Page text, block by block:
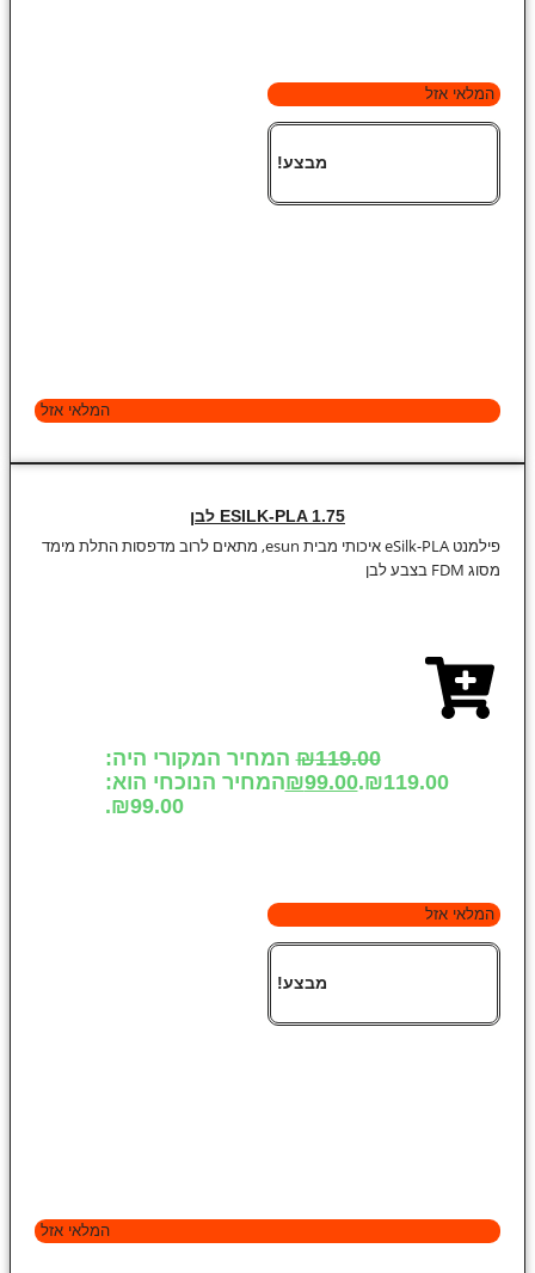
המלאי אזל
מבצע!
המלאי אזל
ESILK-PLA 1.75 לבן
פילמנט eSilk-PLA איכותי מבית esun, מתאים לרוב מדפסות התלת מימד
מסוג FDM בצבע לבן
₪119.00
המחיר המקורי היה:
₪119.00.
₪99.00
המחיר הנוכחי הוא:
₪99.00.
המלאי אזל
מבצע!
המלאי אזל